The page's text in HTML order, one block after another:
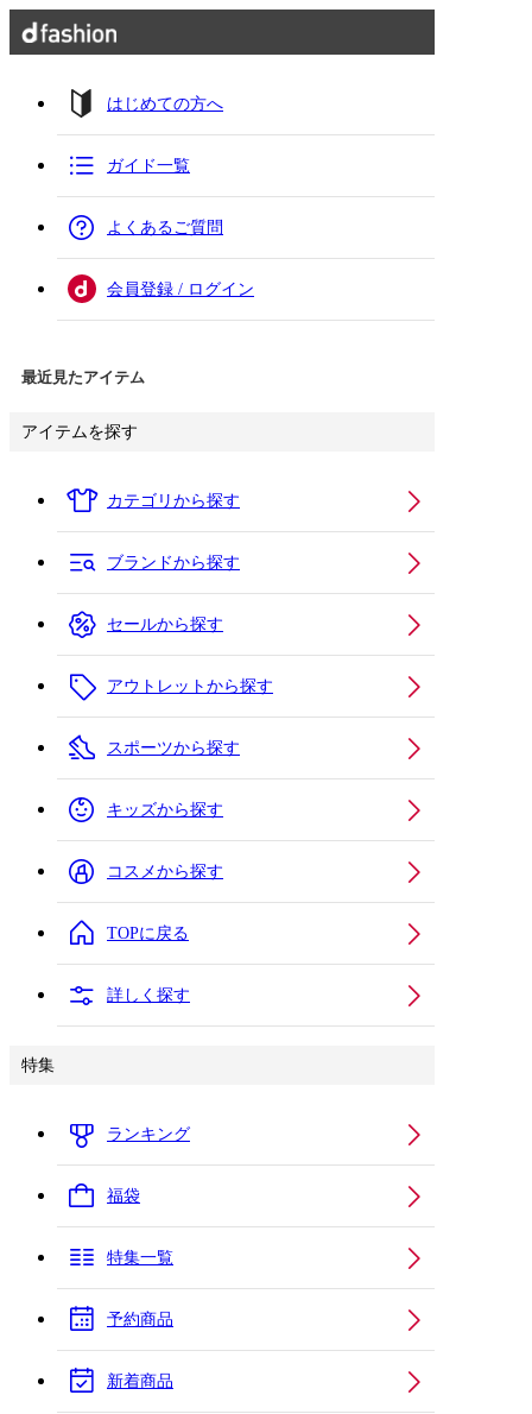
はじめての方へ
ガイド一覧
よくあるご質問
会員登録 / ログイン
最近見たアイテム
アイテムを探す
カテゴリから探す
ブランドから探す
セールから探す
アウトレットから探す
スポーツから探す
キッズから探す
コスメから探す
TOPに戻る
詳しく探す
特集
ランキング
福袋
特集一覧
予約商品
新着商品